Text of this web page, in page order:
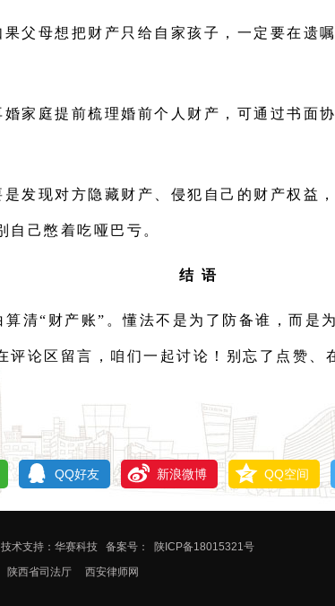
果父母想把财产只给自家孩子，一定要在遗
婚家庭提前梳理婚前个人财产，可通过书面
是发现对方隐藏财产、侵犯自己的财产权益
己憋着吃哑巴亏。
结 语
清“财产账”。懂法不是为了防备谁，而是
论区留言，咱们一起讨论！别忘了点赞
QQ好友 新浪微博 QQ空间
技术支持：华赛科技 备案号：
陕ICP备18015321号
陕西省司法厅 西安律师网